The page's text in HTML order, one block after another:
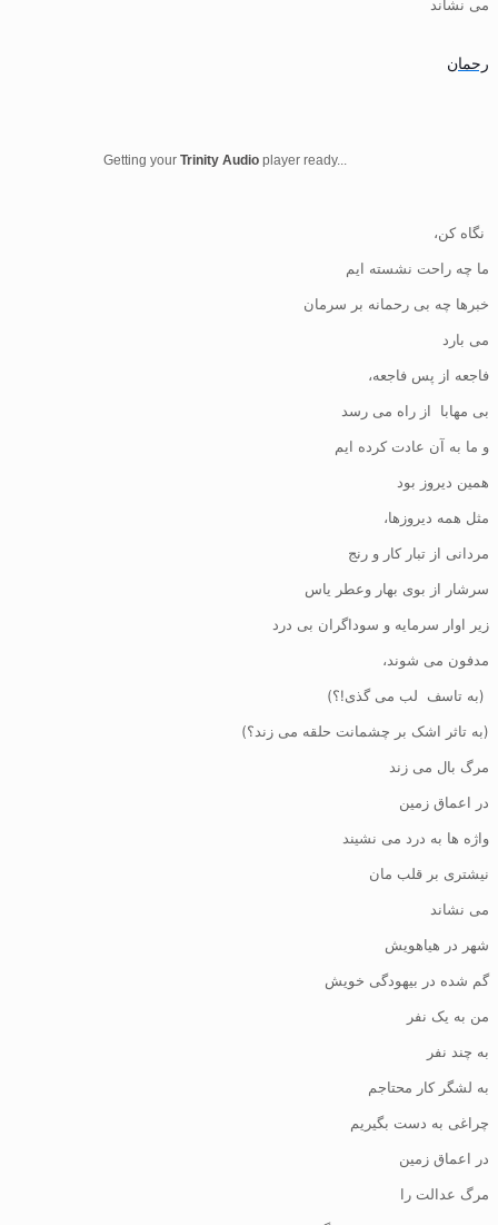
می نشاند
رحمان
Getting your Trinity Audio player ready...
نگاه کن،
ما چه راحت نشسته ایم
خبرها چه بی رحمانه بر سرمان
می بارد
فاجعه از پس فاجعه،
بی مهابا از راه می رسد
و ما به آن عادت کرده ایم
همین دیروز بود
مثل همه دیروزها،
مردانی از تبار کار و رنج
سرشار از بوی بهار وعطر یاس
زیر اوار سرمایه و سوداگران بی درد
مدفون می شوند،
(به تاسف لب می گذی!؟)
(به تاثر اشک بر چشمانت حلقه می زند؟)
مرگ بال می زند
در اعماق زمین
واژه ها به درد می نشیند
نیشتری بر قلب مان
می نشاند
شهر در هیاهویش
گم شده در بیهودگی خویش
من به یک نفر
به چند نفر
به لشگر کار محتاجم
چراغی به دست بگیریم
در اعماق زمین
مرگ عدالت را